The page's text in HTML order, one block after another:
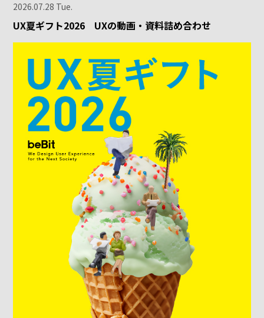
2026.07.28 Tue.
UX夏ギフト2026 UXの動画・資料詰め合わせ